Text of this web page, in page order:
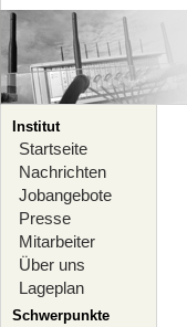
Institut
Startseite
Nachrichten
Jobangebote
Presse
Mitarbeiter
Über uns
Lageplan
Schwerpunkte